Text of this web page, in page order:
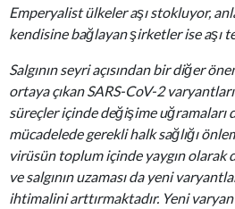
Emperyalist ülkeler aşı stokluyor,
kendisine bağlayan şirketler ise aşı
Salgının seyri açısından bir diğer
ortaya çıkan SARS-CoV-2
süreçler içinde değişime uğramaları
mücadelede gerekli halk sağlığı
virüsün toplum içinde yaygın olarak
ve salgının uzaması da yeni
ihtimalini arttırmaktadır. Yeni